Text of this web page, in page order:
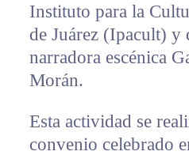
Instituto para la
de Juárez (Ipacult)
narradora escénica
Morán.
Esta actividad se
convenio celebrado